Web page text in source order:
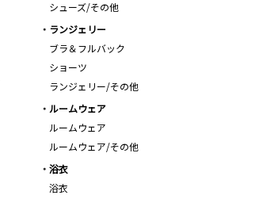
シューズ/その他
ランジェリー
ブラ＆フルバック
ショーツ
ランジェリー/その他
ルームウェア
ルームウェア
ルームウェア/その他
浴衣
浴衣